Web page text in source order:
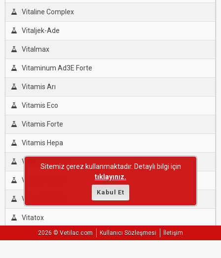
Vitaline Complex
Vitaljek-Ade
Vitalmax
Vitaminum Ad3E Forte
Vitamis Arı
Vitamis Eco
Vitamis Forte
Vitamis Hepa
Vitapower Dcp
Vitasim Ad3Ec
Vitasol Ad3Ec
Vitatox
2026 © Vetilac.com Kullanıcı Sözleşmesi İletişim
Sitemiz çerez kullanmaktadır. Detaylı bilgi için
tıklayınız.
Kabul Et